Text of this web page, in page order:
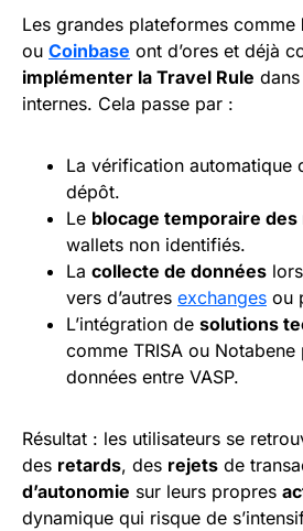
Les grandes plateformes comme
ou Coinbase ont d’ores et déjà
implémenter la Travel Rule
internes. Cela passe par :
La vérification automatique
dépôt.
Le blocage temporaire
wallets non identifiés.
La collecte de données
vers d’autres exchanges ou
L’intégration de solutions
comme TRISA ou
données entre VASP.
Résultat : les utilisateurs se
des retards, des rejets de
d’autonomie sur leurs propres
dynamique qui risque de